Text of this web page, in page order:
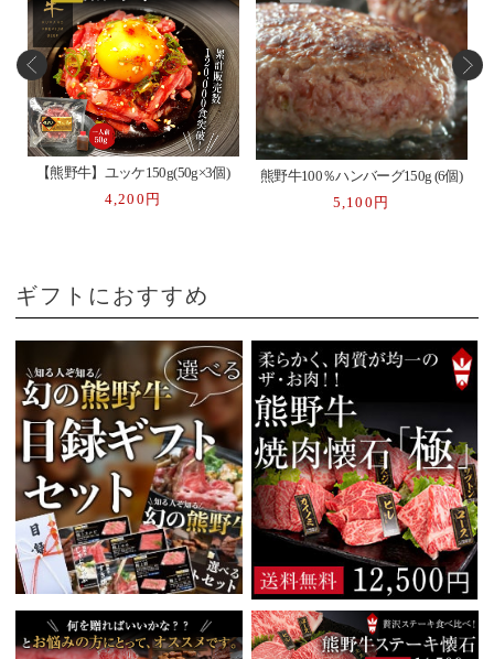
【熊野牛】ユッケ150g(50g×3個)
4,200円
熊野牛100％ハンバーグ150g (6個)
5,100円
ギフトにおすすめ